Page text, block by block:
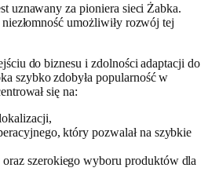
uznawany za pioniera sieci Żabka.
umożliwiły rozwój tej
do biznesu i zdolności adaptacji do
szybko zdobyła popularność w
się na:
który pozwalał na szybkie
szerokiego wyboru produktów dla